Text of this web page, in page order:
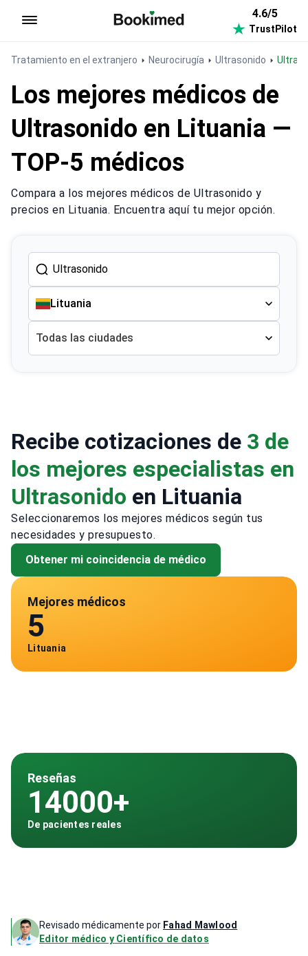
4.6/5
TrustPilot
Tratamiento en el extranjero Neurocirugía Ultrasonido
Los mejores médicos de
Ultrasonido en Lituania —
TOP-5 médicos
Compara a los mejores médicos de Ultrasonido y
precios en Lituania. Encuentra aquí tu mejor opción.
Lituania
Todas las ciudades
Recibe cotizaciones de 3 de
los mejores especialistas en
Ultrasonido en Lituania
Seleccionaremos los mejores médicos según tus
necesidades y presupuesto.
Obtener mi coincidencia de médico
Revisado médicamente por Fahad Mawlood
Editor médico y Científico de datos
Mejores médicos
5
Lituania
Reseñas
14000+
De pacientes reales